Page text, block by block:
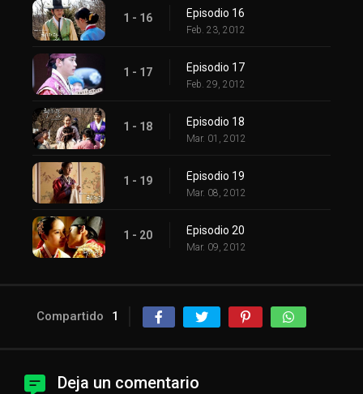
1 - 16 Episodio 16
Feb. 23, 2012
1 - 17 Episodio 17
Feb. 29, 2012
1 - 18 Episodio 18
Mar. 01, 2012
1 - 19 Episodio 19
Mar. 08, 2012
1 - 20 Episodio 20
Mar. 09, 2012
Compartido 1
Deja un comentario